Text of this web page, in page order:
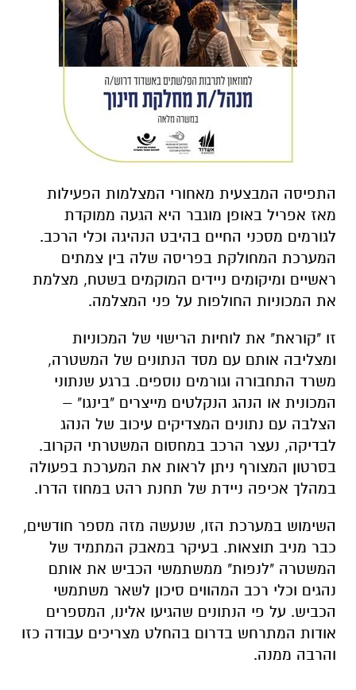
התפיסה המבצעית מאחורי המצלמות הפעילות
מאז אפריל באופן מוגבר היא הגעה ממוקדת
לגורמים מסכני החיים בהיבט הנהיגה וכלי הרכב.
המערכת המחולקת בפריסה שלה בין צמתים
ראשיים ומיקומים ניידים המוקמים בשטח, מצלמת
את המכוניות החולפות על פני המצלמה.
זו "קוראת" את לוחיות הרישוי של המכוניות
ומצליבה אותם עם מסד הנתונים של המשטרה,
משרד התחבורה וגורמים נוספים. ברגע שנתוני
המכונית או הנהג הנקלטים מייצרים "בינגו" –
הצלבה עם נתונים המצדיקים עיכוב של הנהג
לבדיקה, נעצר הרכב במחסום המשטרתי הקרוב.
בסרטון המצורף ניתן לראות את המערכת בפעולה
במהלך אכיפה ניידת של תחנת רהט במחוז הדרו.
השימוש במערכת הזו, שנעשה מזה מספר חודשים,
כבר מניב תוצאות. בעיקר במאבק המתמיד של
המשטרה "לנפות" ממשתמשי הכביש את אותם
נהגים וכלי רכב המהווים סיכון לשאר משתמשי
הכביש. על פי הנתונים שהגיעו אלינו, המספרים
אודות המתרחש בדרום בהחלט מצריכים עבודה כזו
והרבה ממנה.